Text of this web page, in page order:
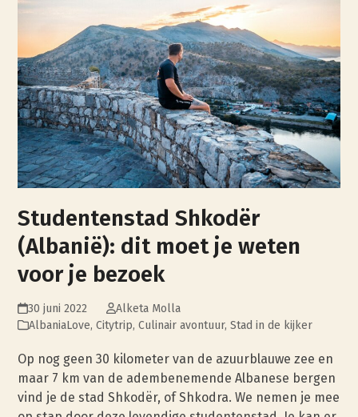
Studentenstad Shkodër
(Albanië): dit moet je weten
voor je bezoek
30 juni 2022
Alketa Molla
AlbaniaLove,Citytrip,Culinair avontuur,Stad in de kijker
Op nog geen 30 kilometer van de azuurblauwe zee en
maar 7 km van de adembenemende Albanese bergen
vind je de stad Shkodër, of Shkodra. We nemen je mee